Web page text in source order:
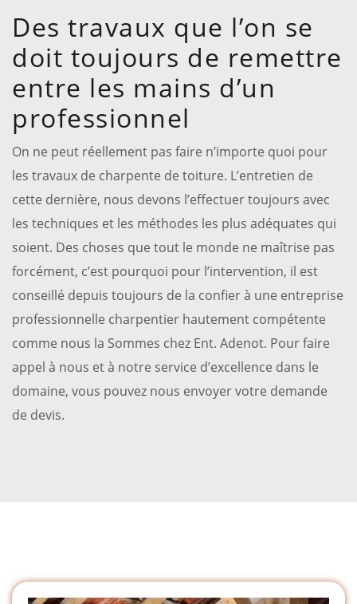
Des travaux que l’on se
doit toujours de remettre
entre les mains d’un
professionnel
On ne peut réellement pas faire n’importe quoi pour
les travaux de charpente de toiture. L’entretien de
cette dernière, nous devons l’effectuer toujours avec
les techniques et les méthodes les plus adéquates qui
soient. Des choses que tout le monde ne maîtrise pas
forcément, c’est pourquoi pour l’intervention, il est
conseillé depuis toujours de la confier à une entreprise
professionnelle charpentier hautement compétente
comme nous la Sommes chez Ent. Adenot. Pour faire
appel à nous et à notre service d’excellence dans le
domaine, vous pouvez nous envoyer votre demande
de devis.